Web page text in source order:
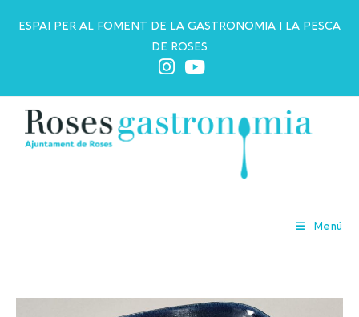
ESPAI PER AL FOMENT DE LA GASTRONOMIA I LA PESCA
DE ROSES
Menú